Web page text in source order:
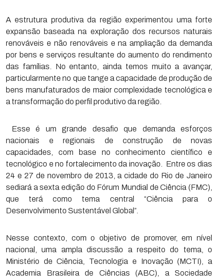
A estrutura produtiva da região experimentou uma forte
expansão baseada na exploração dos recursos naturais
renováveis e não renováveis e na ampliação da demanda
por bens e serviços resultante do aumento do rendimento
das famílias. No entanto, ainda temos muito a avançar,
particularmente no que tange a capacidade de produção de
bens manufaturados de maior complexidade tecnológica e
a transformação do perfil produtivo da região.
Esse é um grande desafio que demanda esforços
nacionais e regionais de construção de novas
capacidades, com base no conhecimento científico e
tecnológico e no fortalecimento da inovação. Entre os dias
24 e 27 de novembro de 2013, a cidade do Rio de Janeiro
sediará a sexta edição do Fórum Mundial de Ciência (FMC),
que terá como tema central “Ciência para o
Desenvolvimento Sustentável Global”.
Nesse contexto, com o objetivo de promover, em nível
nacional, uma ampla discussão a respeito do tema, o
Ministério de Ciência, Tecnologia e Inovação (MCTI), a
Academia Brasileira de Ciências (ABC), a Sociedade